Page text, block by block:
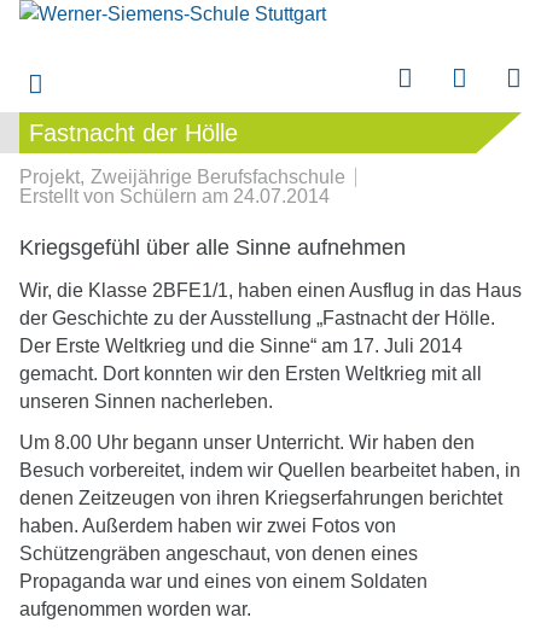
Fastnacht der Hölle
Fastnacht der Hölle
Projekt Zweijährige Berufsfachschule
Erstellt von Schülern am 24.07.2014
Kriegsgefühl über alle Sinne aufnehmen
Wir, die Klasse 2BFE1/1, haben einen Ausflug in das Haus
der Geschichte zu der Ausstellung „Fastnacht der Hölle.
Der Erste Weltkrieg und die Sinne“ am 17. Juli 2014
gemacht. Dort konnten wir den Ersten Weltkrieg mit all
unseren Sinnen nacherleben.
Um 8.00 Uhr begann unser Unterricht. Wir haben den
Besuch vorbereitet, indem wir Quellen bearbeitet haben, in
denen Zeitzeugen von ihren Kriegserfahrungen berichtet
haben. Außerdem haben wir zwei Fotos von
Schützengräben angeschaut, von denen eines
Propaganda war und eines von einem Soldaten
aufgenommen worden war.